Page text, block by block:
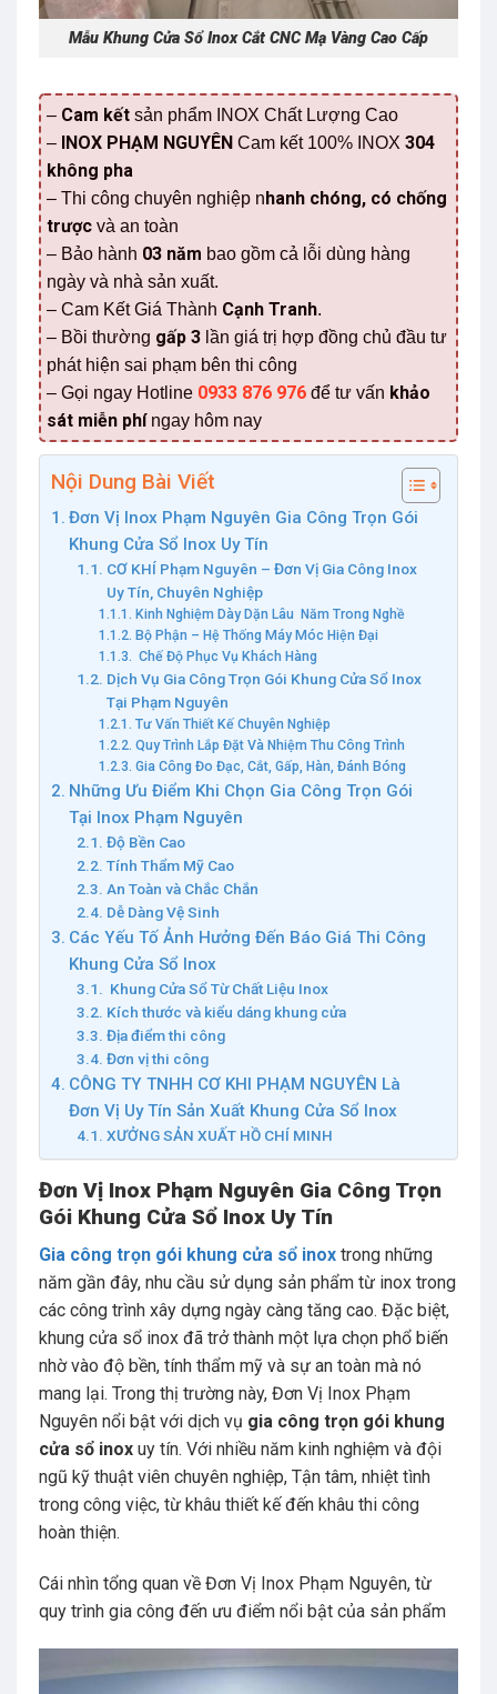
Mẫu Khung Cửa Sổ Inox Cắt CNC Mạ Vàng Cao Cấp
– Cam kết sản phẩm INOX Chất Lượng Cao
– INOX PHẠM NGUYÊN Cam kết 100% INOX 304
không pha
– Thi công chuyên nghiệp nhanh chóng, có chống
trược và an toàn
– Bảo hành 03 năm bao gồm cả lỗi dùng hàng
ngày và nhà sản xuất.
– Cam Kết Giá Thành Cạnh Tranh.
– Bồi thường gấp 3 lần giá trị hợp đồng chủ đầu tư
phát hiện sai phạm bên thi công
– Gọi ngay Hotline 0933 876 976 để tư vấn khảo
sát miễn phíngay hôm nay
Nội Dung Bài Viết
Đơn Vị Inox Phạm Nguyên Gia Công Trọn Gói
Khung Cửa Sổ Inox Uy Tín
CƠ KHÍ Phạm Nguyên – Đơn Vị Gia Công Inox
Uy Tín, Chuyên Nghiệp
Kinh Nghiệm Dày Dặn Lâu Năm Trong Nghề
Bộ Phận – Hệ Thống Máy Móc Hiện Đại
Chế Độ Phục Vụ Khách Hàng
Dịch Vụ Gia Công Trọn Gói Khung Cửa Sổ Inox
Tại Phạm Nguyên
Tư Vấn Thiết Kế Chuyên Nghiệp
Quy Trình Lắp Đặt Và Nhiệm Thu Công Trình
Gia Công Đo Đạc, Cắt, Gấp, Hàn, Đánh Bóng
Những Ưu Điểm Khi Chọn Gia Công Trọn Gói
Tại Inox Phạm Nguyên
Độ Bền Cao
Tính Thẩm Mỹ Cao
An Toàn và Chắc Chắn
Dễ Dàng Vệ Sinh
Các Yếu Tố Ảnh Hưởng Đến Báo Giá Thi Công
Khung Cửa Sổ Inox
Khung Cửa Sổ Từ Chất Liệu Inox
Kích thước và kiểu dáng khung cửa
Địa điểm thi công
Đơn vị thi công
CÔNG TY TNHH CƠ KHI PHẠM NGUYÊN Là
Đơn Vị Uy Tín Sản Xuất Khung Cửa Sổ Inox
XƯỞNG SẢN XUẤT HỒ CHÍ MINH
Đơn Vị Inox Phạm Nguyên Gia Công Trọn
Gói Khung Cửa Sổ Inox Uy Tín
Gia công trọn gói khung cửa sổ inox trong những
năm gần đây, nhu cầu sử dụng sản phẩm từ inox trong
các công trình xây dựng ngày càng tăng cao. Đặc biệt,
khung cửa sổ inox đã trở thành một lựa chọn phổ biến
nhờ vào độ bền, tính thẩm mỹ và sự an toàn mà nó
mang lại. Trong thị trường này, Đơn Vị Inox Phạm
Nguyên nổi bật với dịch vụ gia công trọn gói khung
cửa sổ inox uy tín. Với nhiều năm kinh nghiệm và đội
ngũ kỹ thuật viên chuyên nghiệp, Tận tâm, nhiệt tình
trong công việc, từ khâu thiết kế đến khâu thi công
hoàn thiện.
Cái nhìn tổng quan về Đơn Vị Inox Phạm Nguyên, từ
quy trình gia công đến ưu điểm nổi bật của sản phẩm